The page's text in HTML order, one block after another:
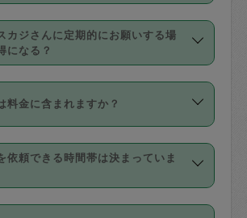
間を下回っても、値引き等はござ
。
さんの価格設定には最初は制限
レビュー件数、レビューの平均
で除々に設定可能な最高額が上
く仕組みになっています。
法はクレジットカード（Visa／
JCB／AMERICAN EXPRESS／
）のみとなります。
にご入力ください。プロフィー
にはご入力いただかなくても大
。
カード・プリペイドカード（Vプ
WALLETなど）は支払にはご利
カジさんに定期的にお願いする場
になる？
「スポット」と「定期（毎週｜
があり、「定期」の依頼は「ス
よりお得な料金でご利用できま
低利用回数は設けていない代わ
定数を超えたキャンセルは有償
料金に含まれますか？
依頼料金とは別途発生し、依頼
請求と合わせてお支払いとなり
通費の金額は「依頼の詳細」に
依頼できる時間帯は決まっていま
3種類あります。いずれも１回あ